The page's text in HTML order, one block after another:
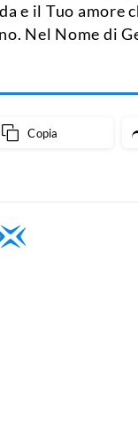
e il Tuo amore
Nel Nome di
Copia